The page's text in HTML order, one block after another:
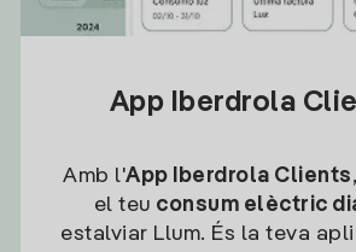
App Iberdrola
Amb l'App Iberdrola Clients
el teu consum elèctric
estalviar Llum. És la teva